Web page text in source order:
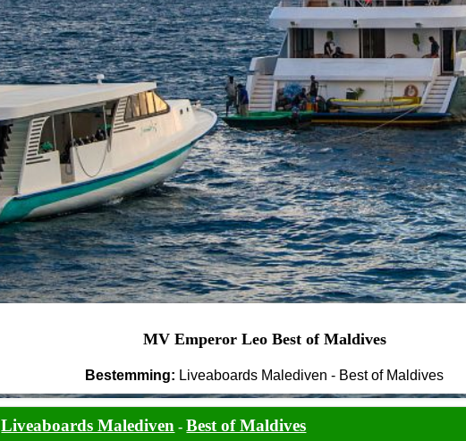
MV Emperor Leo Best of Maldives
Bestemming: Liveaboards Malediven - Best of Maldives
Liveaboards Malediven - Best of Maldives